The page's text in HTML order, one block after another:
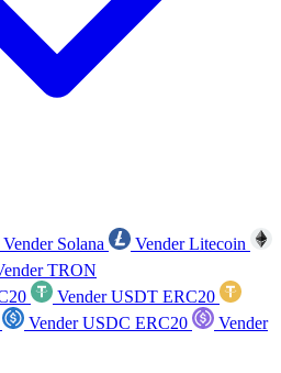
Vender Solana
Vender Litecoin
TRON
Vender USDT ERC20
Vender USDC ERC20
Vender